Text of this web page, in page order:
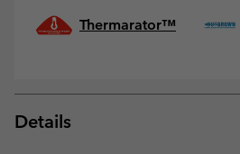
Thermarator™
Details